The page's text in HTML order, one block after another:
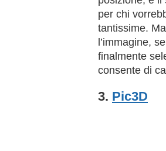
per chi
tantissime.
l’immagine,
finalmente
consente di
3. Pic3D